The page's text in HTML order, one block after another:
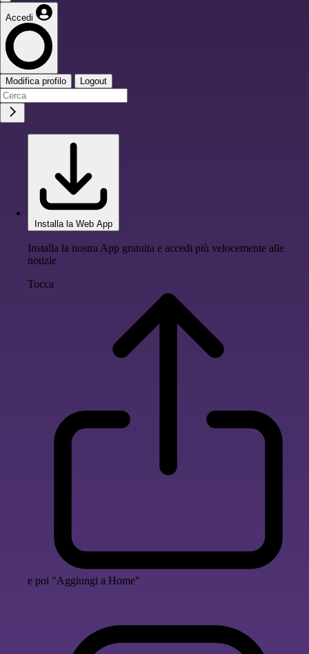
Accedi
Modifica profilo Logout
Installa la Web App
Installa la nostra App gratuita e accedi più velocemente alle
notizie
Tocca
e poi "Aggiungi a Home"